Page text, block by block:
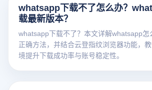
whatsapp下载不了怎么办？
载最新版本？
whatsapp下载不了？本文详解whatsapp怎
正确方法，并结合云登指纹浏览器功能，
境提升下载成功率与账号稳定性。